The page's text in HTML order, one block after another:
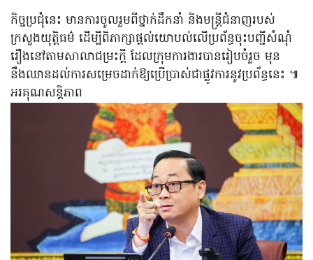
កិច្ចប្រជុំនេះ មានការចូលរួមពីថ្នាក់ដឹកនាំ និងមន្ត្រីជំនាញរបស់
ក្រសួងយុត្តិធម៌ ដើម្បីពិភាក្សាផ្តល់យោបល់លើប្រព័ន្ធចុះបញ្ជីសំណុំ
រឿងនៅតាមសាលាជម្រះក្តី ដែលក្រុមការងារបានរៀបចំរួច មុន
នឹងឈានដល់ការសម្រេចដាក់ឱ្យប្រើប្រាស់ជាផ្លូវការនូវប្រព័ន្ធនេះ ៕
អរគុណសន្តិភាព